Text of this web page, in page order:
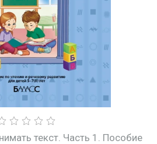
текст. Часть 1. Пособие